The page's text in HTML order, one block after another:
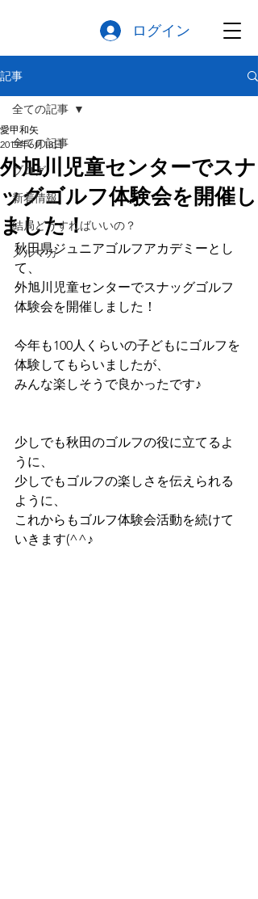
ログイン
記事
全ての記事
ブログ
新着情報
結局どうすればいいの？
メルマガ
全ての記事
外旭川児童センターでスナ
ッグゴルフ体験会を開催し
ました！
愛甲和矢
2019年6月18日
秋田県ジュニアゴルフアカデミーとし
て、
外旭川児童センターでスナッグゴルフ
体験会を開催しました！
今年も100人くらいの子どもにゴルフを
体験してもらいましたが、
みんな楽しそうで良かったです♪
少しでも秋田のゴルフの役に立てるよ
うに、
少しでもゴルフの楽しさを伝えられる
ように、
これからもゴルフ体験会活動を続けて
いきます(^^♪